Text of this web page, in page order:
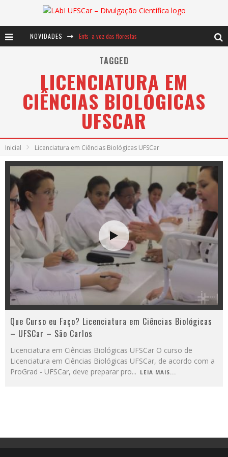
NOVIDADES Ents: a voz das florestas
Notáveis: Bertha Lutz
Baú de Histórias - A jamais imaginada aventura com os moinhos de vento
TAGGED
LICENCIATURA EM
CIÊNCIAS BIOLÓGICAS
UFSCAR
Inicial Licenciatura em Ciências Biológicas UFSCar
Que Curso eu Faço? Licenciatura em Ciências Biológicas
– UFSCar – São Carlos
Licenciatura em Ciências Biológicas UFSCar O curso de
Licenciatura em Ciências Biológicas UFSCar, de acordo com a
ProGrad - UFSCar, deve preparar pro... LEIA MAIS...